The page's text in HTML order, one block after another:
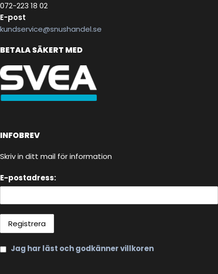
072-223 18 02
E-post
kundservice@snushandel.se
BETALA SÄKERT MED
INFOBREV
Skriv in ditt mail för information
E-postadress:
Jag har läst och godkänner villkoren